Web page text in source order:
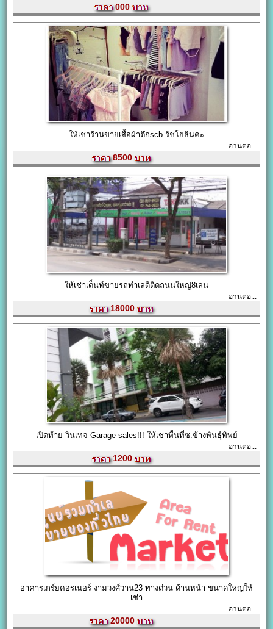
000
ให้เช่าร้านขายเสื้อผ้าตึกscb รัชโยธินค่ะ
อ่านต่อ...
8500
ให้เช่าเต็นท์ขายรถทำเลดีติดถนนใหญ่8เลน
อ่านต่อ...
18000
เปิดท้าย วินเทจ Garage sales!!! ให้เช่าพื้นที่ซ.ข้างพันธุ์ทิพย์
อ่านต่อ...
1200
อาคารเกร์ยคอรเนอร์ งามวงศ์วาน23 ทางด่วน ด้านหน้า ขนาดใหญ่ให้
เช่า
อ่านต่อ...
20000